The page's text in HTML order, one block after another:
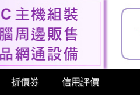
折價券 信用評價